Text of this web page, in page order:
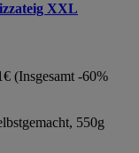
XXL
(Insgesamt -60%
550g